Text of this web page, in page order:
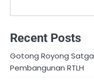
Recent Posts
Gotong Royong
Pembangunan RTLH